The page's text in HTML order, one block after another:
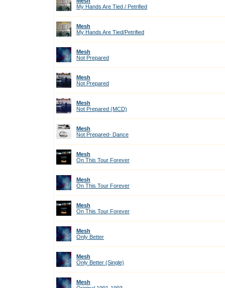
My Hands Are Tied / Petrified
Mesh
My Hands Are Tied/Petrified
Mesh
Not Prepared
Mesh
Not Prepared
Mesh
Not Prepared (MCD)
Mesh
Not Prepared- Dance
Mesh
On This Tour Forever
Mesh
On This Tour Forever
Mesh
On This Tour Forever
Mesh
Only Better
Mesh
Only Better (Single)
Mesh